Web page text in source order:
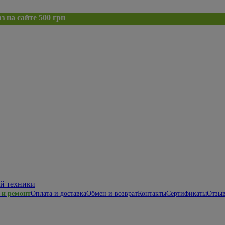
грн
ремонтОплата и доставкаОбмен и возвратКонтактыСертификаты